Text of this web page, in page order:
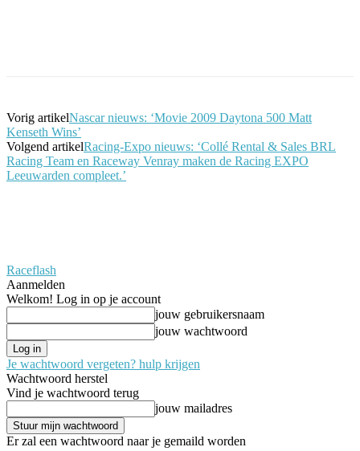
Vorig artikelNascar nieuws: ‘Movie 2009 Daytona 500 Matt
Kenseth Wins’
Volgend artikelRacing-Expo nieuws: ‘Collé Rental & Sales BRL
Racing Team en Raceway Venray maken de Racing EXPO
Leeuwarden compleet.’
Raceflash
Aanmelden
Welkom! Log in op je account
jouw gebruikersnaam
jouw wachtwoord
Je wachtwoord vergeten? hulp krijgen
Wachtwoord herstel
Vind je wachtwoord terug
jouw mailadres
Er zal een wachtwoord naar je gemaild worden